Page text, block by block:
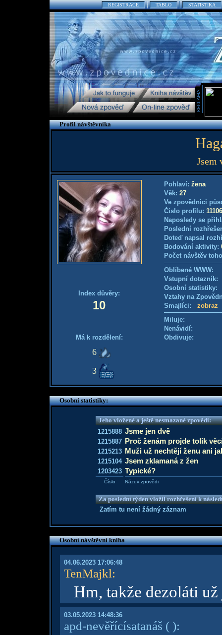
REGISTRACE TABLO STATISTIKA
Profil návštěvníka
Jsem
Index důvěry:
10
Má k rozdělení:
6
3
Pohlaví: žena
Věk: 27
Ve zpovědnici
Číslo profilu:
Naposledy se
Poslední
Doteď napsal
Bodování aktivity:
Počet návštěv
Oblíbené WWW:
Vstupní
Osobní
Vztahy na
Smajlíci: zobraz
Miluje:
Nenávidí:
Obdivuje:
Osobní statistiky:
Jeho vložené a ještě nesmazané zpovědi:
1215888 Jsme jen dvě
1215887 Proč ženám projde tolik
1215213 Muži už nechtějí ženu ani
1215104 Jsem zklamaná z žen
1203423 Typické?
Číslo Název zpovědi
Za poslední týden vložil rozhřešení k
Zatím tu není žádný záznam
Osobní návštěvní kniha
04.06.2023 17:06:48
TenMajkl:
Hm, takže dezoláti
03.05.2023 14:48:36
apd-nevěřícísatanáš ( ):